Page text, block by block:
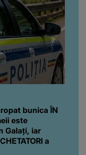
bunica ÎN
este
Galați, iar
a